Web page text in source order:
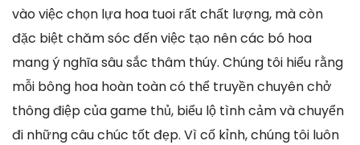
vào việc chọn lựa hoa tuoi rất chất lượng, mà còn
đặc biệt chăm sóc đến việc tạo nên các bó hoa
mang ý nghĩa sâu sắc thâm thúy. Chúng tôi hiểu rằng
mỗi bông hoa hoàn toàn có thể truyền chuyên chở
thông điệp của game thủ, biểu lộ tình cảm và chuyển
đi những câu chúc tốt đẹp. Vì cố kỉnh, chúng tôi luôn